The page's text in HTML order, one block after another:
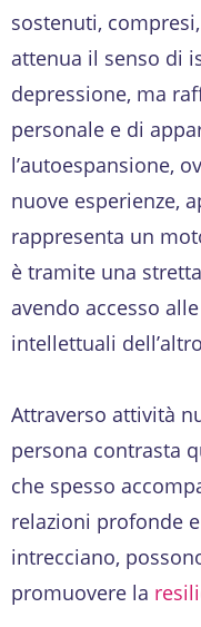
sostenuti,
attenua il senso di
depressione, ma
personale e di
l’autoespansione,
nuove esperienze,
rappresenta un
è tramite una
avendo accesso
intellettuali
Attraverso attività
persona contrasta
che spesso
relazioni profonde
intrecciano,
promuovere la